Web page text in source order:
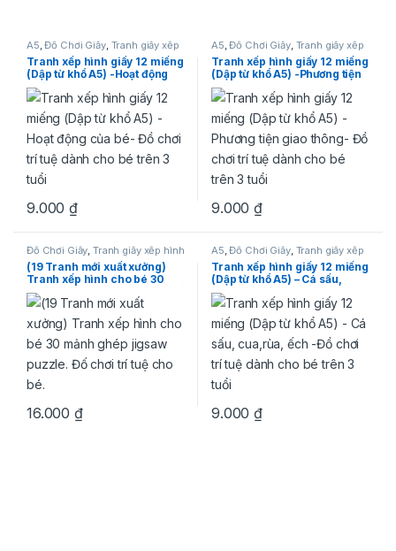
A5,Đồ Chơi Giấy, Tranh giấy xếp
hình
Tranh xếp hình giấy 12 miếng
(Dập từ khổ A5) -Hoạt động
của bé- Đồ chơi trí tuệ dành
cho bé trên 3 tuổi
9.000₫
A5,Đồ Chơi Giấy, Tranh giấy xếp
hình
Tranh xếp hình giấy 12 miếng
(Dập từ khổ A5) -Phương tiện
giao thông- Đồ chơi trí tuệ
dành cho bé trên 3 tuổi
9.000₫
Đồ Chơi Giấy ,Tranh giấy xếp hình
(19 Tranh mới xuất xưởng)
Tranh xếp hình cho bé 30
mảnh ghép jigsaw puzzle. Đố
chơi trí tuệ cho bé.
16.000₫
A5 ,Đồ Chơi Giấy, Tranh giấy xếp
hình
Tranh xếp hình giấy 12 miếng
(Dập từ khổ A5) – Cá sấu,
cua,rùa, ếch -Đồ chơi trí tuệ
dành cho bé trên 3 tuổi
9.000₫